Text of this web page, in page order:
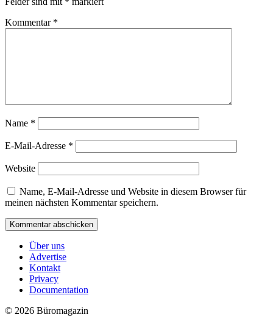
Kommentar *
Name *
E-Mail-Adresse *
Website
Name, E-Mail-Adresse und Website in diesem Browser für
meinen nächsten Kommentar speichern.
Über uns
Advertise
Kontakt
Privacy
Documentation
© 2026 Büromagazin